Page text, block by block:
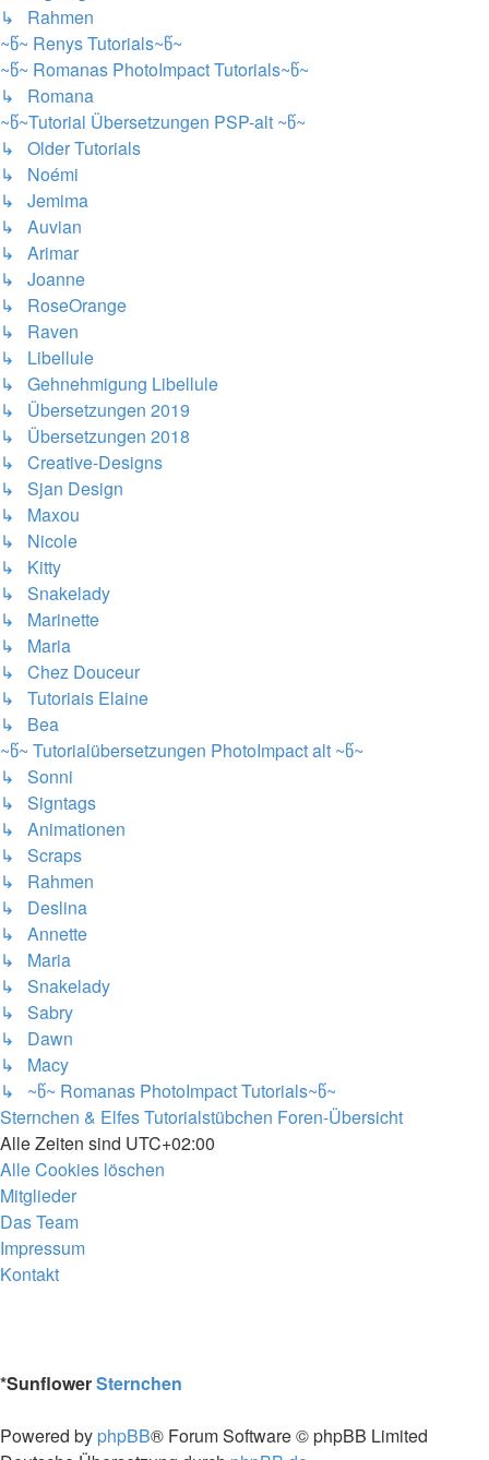
↳ Rahmen
~წ~ Renys Tutorials~წ~
~წ~ Romanas PhotoImpact Tutorials~წ~
↳ Romana
~წ~Tutorial Übersetzungen PSP-alt ~წ~
↳ Older Tutorials
↳ Noémi
↳ Jemima
↳ Auvian
↳ Arimar
↳ Joanne
↳ RoseOrange
↳ Raven
↳ Libellule
↳ Gehnehmigung Libellule
↳ Übersetzungen 2019
↳ Übersetzungen 2018
↳ Creative-Designs
↳ Sjan Design
↳ Maxou
↳ Nicole
↳ Kitty
↳ Snakelady
↳ Marinette
↳ Maria
↳ Chez Douceur
↳ Tutoriais Elaine
↳ Bea
~წ~ Tutorialübersetzungen PhotoImpact alt ~წ~
↳ Sonni
↳ Signtags
↳ Animationen
↳ Scraps
↳ Rahmen
↳ Deslina
↳ Annette
↳ Maria
↳ Snakelady
↳ Sabry
↳ Dawn
↳ Macy
↳ ~წ~ Romanas PhotoImpact Tutorials~წ~
Sternchen & Elfes Tutorialstübchen Foren-Übersicht
Alle Zeiten sind UTC+02:00
Alle Cookies löschen
Mitglieder
Das Team
Impressum
Kontakt
*SunflowerSternchen
Powered by phpBB® Forum Software © phpBB Limited